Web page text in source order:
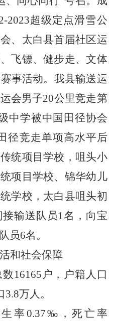
2023超级定点滑雪公
、太白县首届社区运
飞镖、健步走、文体
事活动。我县输送运
会男子20公里竞走第
中学被中国田径协会
径竞走单项高水平后
统项目学校，咀头小
项目学校、锦华幼儿
学校，太白县咀头初
输送队员1名，向宝
员6名。
和社会保障
数16165户，户籍人口
万人。
率 0.37‰，死亡率